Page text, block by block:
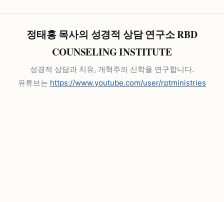
정태홍 목사의 성경적 상담 연구소 RBD
COUNSELING INSTITUTE
성경적 상담과 치유, 개혁주의 신학을 연구합니다.
유튜브는 https://www.youtube.com/user/rptministries